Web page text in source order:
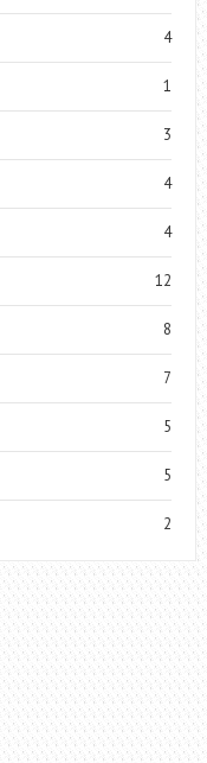
4
1
3
4
4
12
8
7
5
5
2